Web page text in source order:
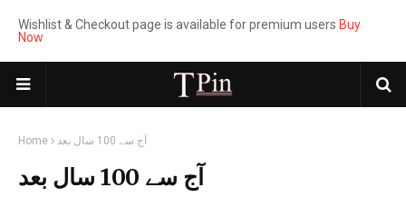
Wishlist & Checkout page is available for premium users Buy
Now
Home آج سے 100 سال بعد
آج سے 100 سال بعد